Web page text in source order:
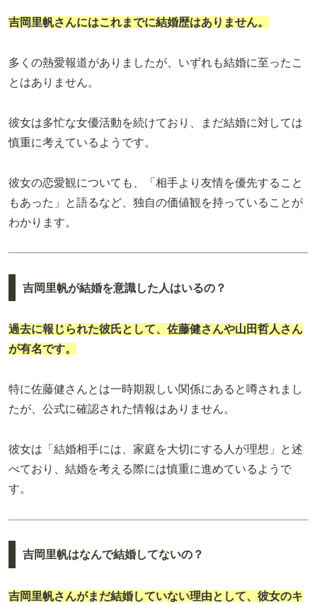
吉岡里帆さんにはこれまでに結婚歴はありません。
多くの熱愛報道がありましたが、いずれも結婚に至ったこ
とはありません。
彼女は多忙な女優活動を続けており、まだ結婚に対しては
慎重に考えているようです。
彼女の恋愛観についても、「相手より友情を優先すること
もあった」と語るなど、独自の価値観を持っていることが
わかります。
吉岡里帆が結婚を意識した人はいるの？
過去に報じられた彼氏として、佐藤健さんや山田哲人さん
が有名です。
特に佐藤健さんとは一時期親しい関係にあると噂されまし
たが、公式に確認された情報はありません。
彼女は「結婚相手には、家庭を大切にする人が理想」と述
べており、結婚を考える際には慎重に進めているようで
す。
吉岡里帆はなんで結婚してないの？
吉岡里帆さんがまだ結婚していない理由として、彼女のキ